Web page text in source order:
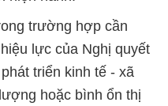
trường hợp cần
lực của Nghị quyết
triển kinh tế - xã
hoặc bình ổn thị